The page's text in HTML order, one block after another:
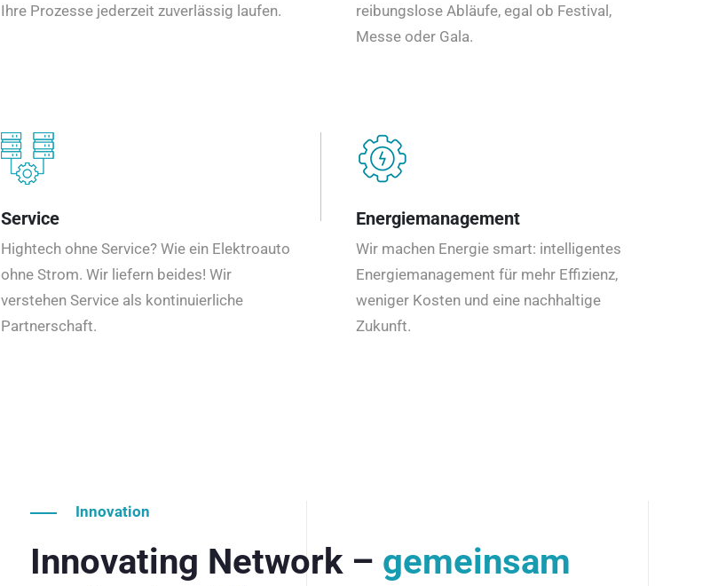
Ihre Prozesse jederzeit zuverlässig laufen.
reibungslose Abläufe, egal ob Festival,
Messe oder Gala.
Service
Hightech ohne Service? Wie ein Elektroauto
ohne Strom. Wir liefern beides! Wir
verstehen Service als kontinuierliche
Partnerschaft.
Energiemanagement
Wir machen Energie smart: intelligentes
Energiemanagement für mehr Effizienz,
weniger Kosten und eine nachhaltige
Zukunft.
Innovation
Innovating Network – gemeinsam